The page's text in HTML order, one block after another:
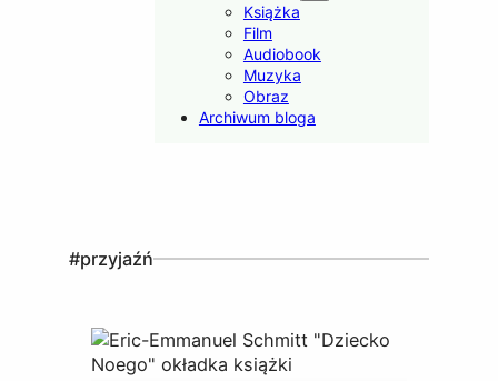
Książka
Film
Audiobook
Muzyka
Obraz
Archiwum bloga
#przyjaźń